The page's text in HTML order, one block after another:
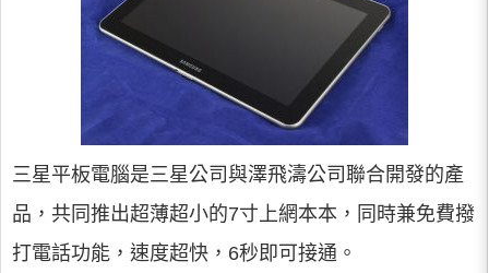
三星平板電腦是三星公司與澤飛濤公司聯合開發的產
品，共同推出超薄超小的7寸上網本本，同時兼免費撥
打電話功能，速度超快，6秒即可接通。